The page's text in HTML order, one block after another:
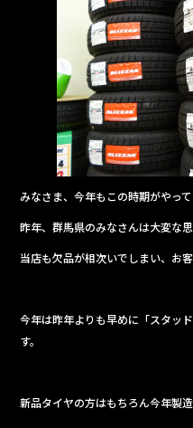
o
o
k
みなさま、今年もこの時期がやって
昨年、群馬県のみなさんは大変な
当店も欠品が相次いでしまい、お
今年は昨年よりも早めに「スタッ
す。
新品タイヤの方はもちろん今年製